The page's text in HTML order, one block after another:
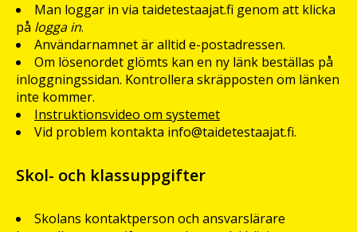
Man loggar in via taidetestaajat.fi genom att klicka
på logga in.
Användarnamnet är alltid e-postadressen.
Om lösenordet glömts kan en ny länk beställas på
inloggningssidan. Kontrollera skräpposten om länken
inte kommer.
Instruktionsvideo om systemet
Vid problem kontakta info@taidetestaajat.fi.
Skol- och klassuppgifter
Skolans kontaktperson och ansvarslärare